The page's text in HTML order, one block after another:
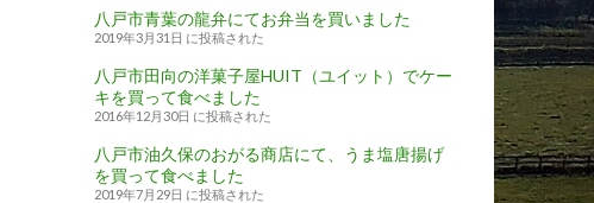
八戸市青葉の龍弁にてお弁当を買いました
2019年3月31日 に投稿された
八戸市田向の洋菓子屋HUIT（ユイット）でケー
キを買って食べました
2016年12月30日 に投稿された
八戸市油久保のおがる商店にて、うま塩唐揚げ
を買って食べました
2019年7月29日 に投稿された